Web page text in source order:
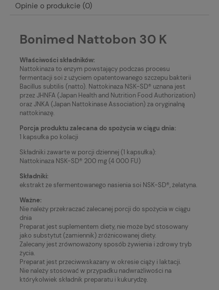
Opinie o produkcie (0)
Bonimed Nattobon 30 K
Właściwości składników:
Nattokinaza to enzym powstający podczas procesu
fermentacji soi z użyciem opatentowanego szczepu bakterii
Bacillus subtilis (natto). Nattokinaza NSK-SD® uznana jest
przez JHNFA (Japan Health and Nutrition Food Authorization)
oraz JNKA (Japan Nattokinase Association) za oryginalną
nattokinazę.
Porcja produktu zalecana do spożycia w ciągu dnia:
1 kapsułka po kolacji
Składniki zawarte w porcji dziennej (1 kapsułka):
Nattokinaza NSK-SD® 200 mg (4 000 FU)
Składniki:
ekstrakt ze sfermentowanego nasienia soi NSK-SD®, żelatyna.
Ważne:
Nie należy przekraczać zalecanej porcji do spożycia w ciągu
dnia
Preparat jest suplementem diety, nie może być stosowany
jako substytut (zamiennik) zróżnicowanej diety.
Zalecany jest zrównoważony sposób żywienia i zdrowy tryb
życia.
Preparat jest przeciwwskazany w okresie ciąży i laktacji.
Nie należy stosować w przypadku nadwrażliwości na
którykolwiek składnik preparatu i kukurydzę.